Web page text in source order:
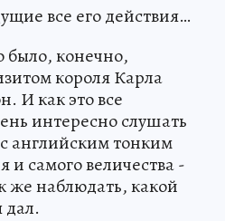
все его действия…
было, конечно,
короля Карла
И как это все
интересно слушать
английским тонким
самого величества -
же наблюдать, какой
дал.